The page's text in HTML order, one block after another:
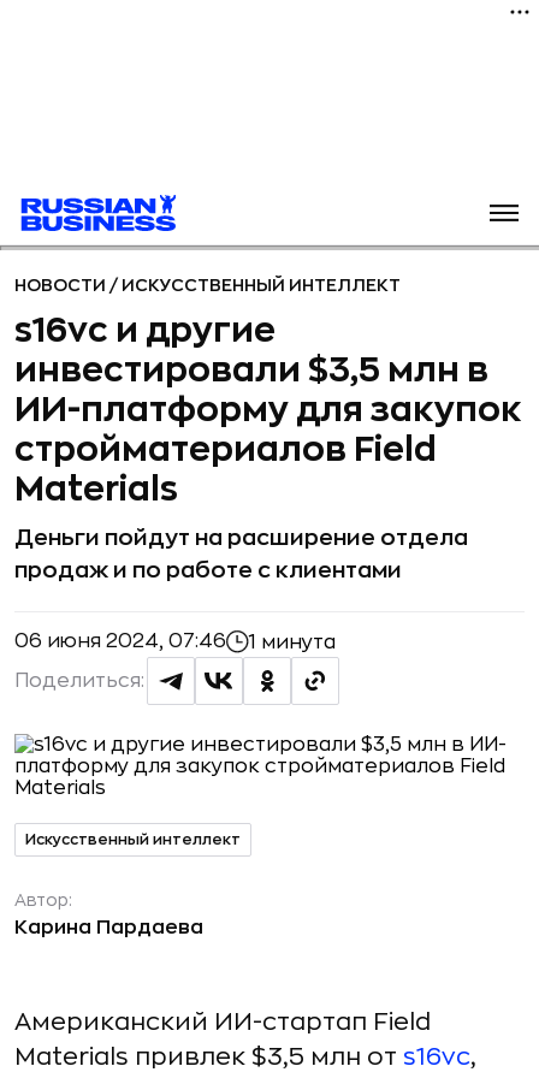
НОВОСТИ / ИСКУССТВЕННЫЙ ИНТЕЛЛЕКТ
s16vc и другие
инвестировали $3,5 млн в
ИИ-платформу для закупок
стройматериалов Field
Materials
Деньги пойдут на расширение отдела
продаж и по работе с клиентами
06 июня 2024, 07:46 1 минута
Поделиться:
Искусственный интеллект
Автор:
Карина Пардаева
Американский ИИ-стартап Field
Materials привлек $3,5 млн от s16vc,